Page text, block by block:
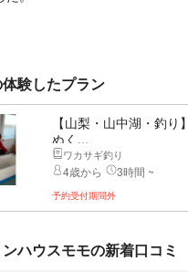
験したプラン
【山梨・山中湖・釣り
ぬく...
ワカサギ釣り
4歳から 3時間 ~
予約受付期間外
ハウスモモの新着口コミ